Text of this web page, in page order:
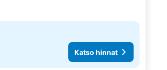
Katso hinnat